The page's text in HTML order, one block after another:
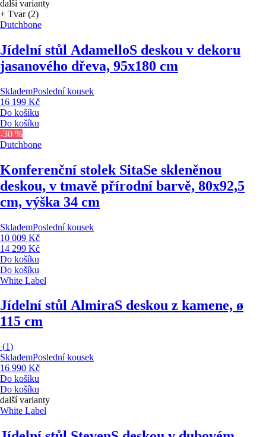
další varianty
+ Tvar (2)
Dutchbone
Jídelní stůl AdamelloS deskou v dekoru
jasanového dřeva, 95x180 cm
SklademPoslední kousek
16 199 Kč
Do košíku
Do košíku
-30 %
Dutchbone
Konferenční stolek SitaSe skleněnou
deskou, v tmavě přírodní barvě, 80x92,5
cm, výška 34 cm
SklademPoslední kousek
10 009 Kč
14 299 Kč
Do košíku
Do košíku
White Label
Jídelní stůl AlmiraS deskou z kamene, ø
115 cm
(1)
SklademPoslední kousek
16 990 Kč
Do košíku
Do košíku
další varianty
White Label